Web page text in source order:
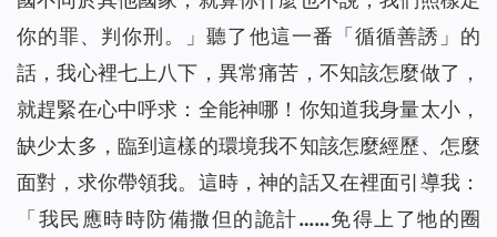
你的罪、判你刑。」聽了他這一番「循循善誘」的
話，我心裡七上八下，異常痛苦，不知該怎麼做了，
就趕緊在心中呼求：全能神哪！你知道我身量太小，
缺少太多，臨到這樣的環境我不知該怎麼經歷、怎麼
面對，求你帶領我。這時，神的話又在裡面引導我：
「我民應時時防備撒但的詭計……免得上了牠的圈